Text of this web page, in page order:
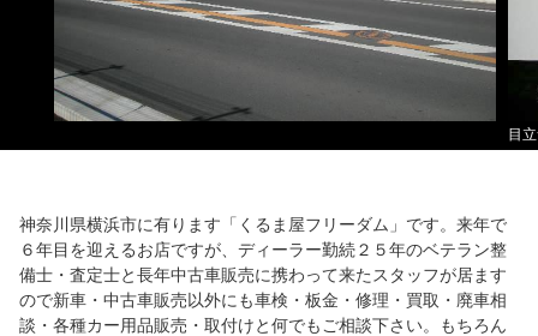
目
神奈川県横浜市に有ります「くるま屋フリーダム」です。来年で
６年目を迎えるお店ですが、ディーラー勤続２５年のベテラン整
備士・査定士と長年中古車販売に携わって来たスタッフが居ます
ので新車・中古車販売以外にも車検・板金・修理・買取・廃車相
談・各種カー用品販売・取付けと何でもご相談下さい。もちろん